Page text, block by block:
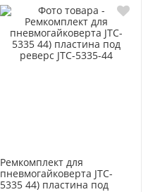
Ремкомплект для
пневмогайковерта JTC-
5335 44) пластина под